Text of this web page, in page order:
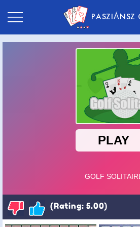
PASZIÁNSZ
(Rating: 5.00)